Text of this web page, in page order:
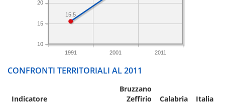
1991 2001 2011
10
15
20
15.5
CONFRONTI TERRITORIALI AL 2011
Indicatore
Bruzzano
Zeffirio
Calabria Italia